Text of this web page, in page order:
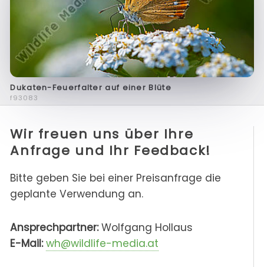
Dukaten-Feuerfalter auf einer Blüte
f93083
Wir freuen uns über Ihre
Anfrage und Ihr Feedback!
Bitte geben Sie bei einer Preisanfrage die
geplante Verwendung an.
Ansprechpartner:Wolfgang Hollaus
E-Mail: wh@wildlife-media.at